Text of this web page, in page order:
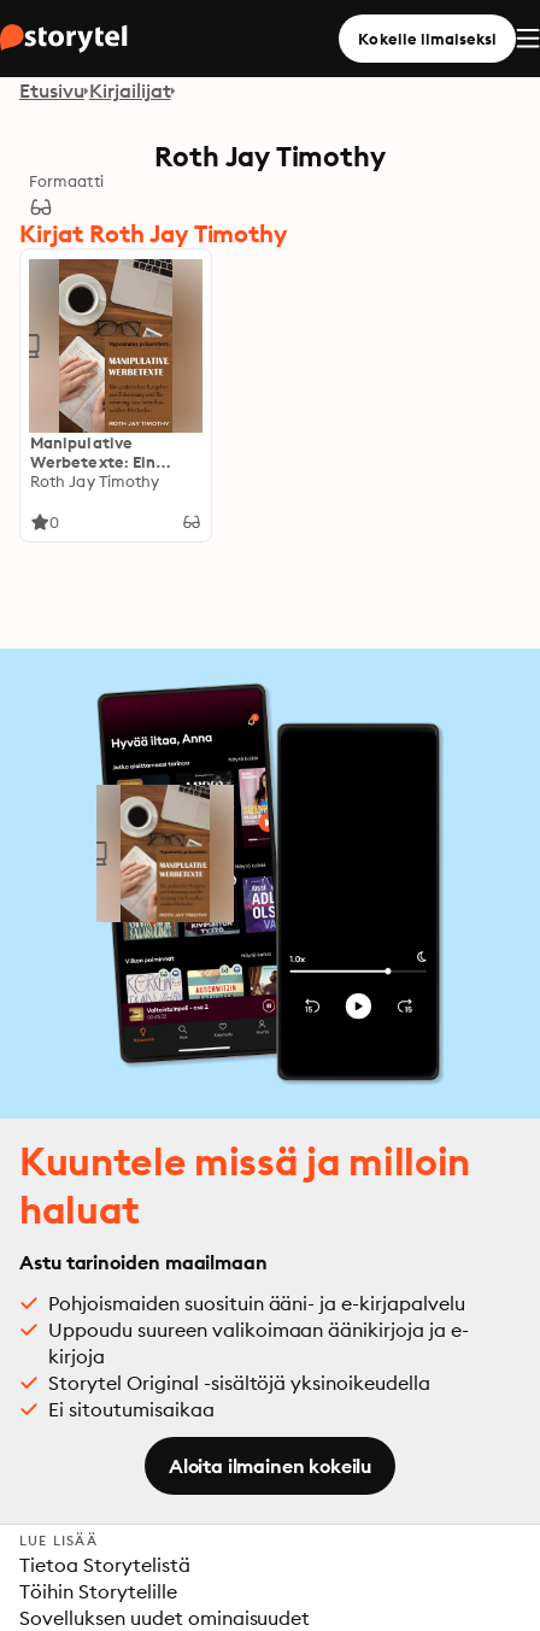
Kokeile ilmaiseksi
Etusivu Kirjailijat
Roth Jay Timothy
Formaatti
Kirjat Roth Jay Timothy
Manipulative
Werbetexte: Ein
praktischer Ratgeber
Benennung von
Roth Jay Timothy
0
Kuuntele missä ja milloin
haluat
Astu tarinoiden maailmaan
Pohjoismaiden suosituin ääni- ja e-kirjapalvelu
Uppoudu suureen valikoimaan äänikirjoja ja e-
kirjoja
Storytel Original -sisältöjä yksinoikeudella
Ei sitoutumisaikaa
Aloita ilmainen kokeilu
LUE LISÄÄ
Tietoa Storytelistä
Töihin Storytelille
Sovelluksen uudet ominaisuudet